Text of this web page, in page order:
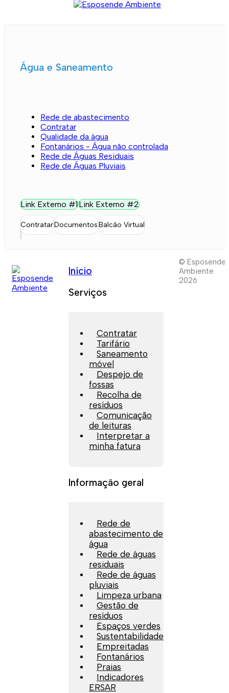
Água e Saneamento
Rede de abastecimento
Contratar
Qualidade da água
Fontanários - Água não controlada
Rede de Águas Residuais
Rede de Águas Pluviais
Link Externo #1Link Externo #2
ContratarDocumentosBalcão Virtual
Início
Serviços
Contratar
Tarifário
Saneamento
móvel
Despejo de
fossas
Recolha de
resíduos
Comunicação
de leituras
Interpretar a
minha fatura
Informação geral
Rede de
abastecimento de
água
Rede de águas
residuais
Rede de águas
pluviais
Limpeza urbana
Gestão de
resíduos
Espaços verdes
Sustentabilidade
Empreitadas
Fontanários
Praias
Indicadores
ERSAR
© Esposende
Ambiente
2026